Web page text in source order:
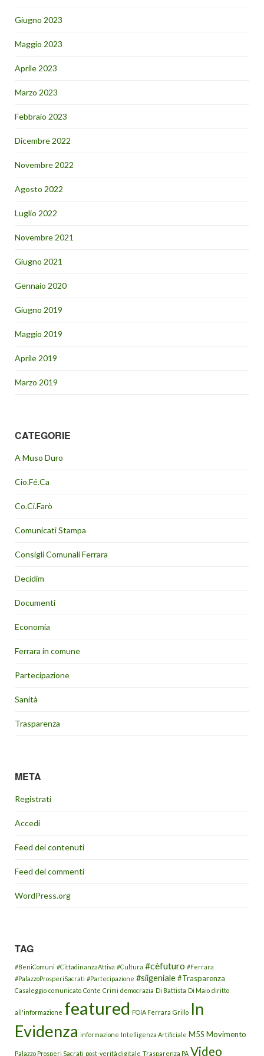
Giugno 2023
Maggio 2023
Aprile 2023
Marzo 2023
Febbraio 2023
Dicembre 2022
Novembre 2022
Agosto 2022
Luglio 2022
Novembre 2021
Giugno 2021
Gennaio 2020
Giugno 2019
Maggio 2019
Aprile 2019
Marzo 2019
CATEGORIE
A Muso Duro
Cio.Fé.Ca
Co.Ci.Farò
Comunicati Stampa
Consigli Comunali Ferrara
Decidim
Documenti
Economia
Ferrara in comune
Partecipazione
Sanità
Trasparenza
META
Registrati
Accedi
Feed dei contenuti
Feed dei commenti
WordPress.org
TAG
#BeniComuni #CittadinanzaAttiva #Cultura #cèfuturo #Ferrara
#PalazzoProsperiSacrati #Partecipazione #siigeniale#Trasparenza
Casaleggio comunicato Conte Crimi democrazia Di Battista Di Maio diritto
all'informazione featured FOIA Ferrara Grillo In
Evidenza informazione Intelligenza Artificiale M5S Movimento
Palazzo Prosperi Sacrati post-verità digitale Trasparenza PA Video